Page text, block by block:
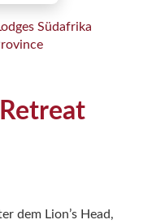
Südafrika
dem Lion’s Head,